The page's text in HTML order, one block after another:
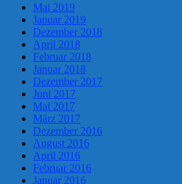
Mai 2019
Januar 2019
Dezember 2018
April 2018
Februar 2018
Januar 2018
Dezember 2017
Juni 2017
Mai 2017
März 2017
Dezember 2016
August 2016
April 2016
Februar 2016
Januar 2016